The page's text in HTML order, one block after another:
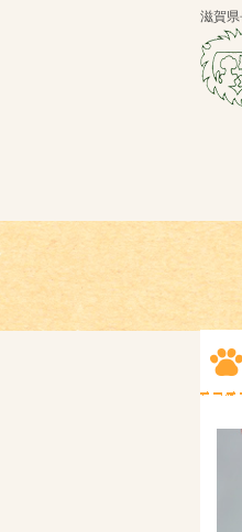
滋賀